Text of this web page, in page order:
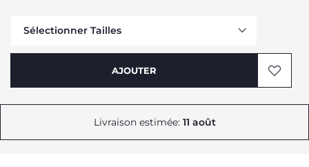
Sélectionner Tailles
Me prévenir
AJOUTER
Livraison estimée: 11 août